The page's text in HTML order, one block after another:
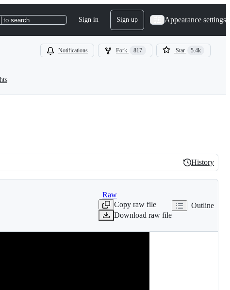
to search Sign in Sign up Appearance settings
Notifications Fork 817 Star 5.4k
History
History
Raw
Copy raw file
Download raw file
Outline